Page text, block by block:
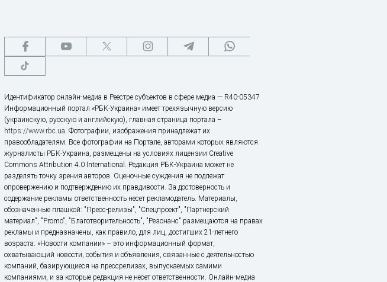
Идентификатор онлайн-медиа в Реестре субъектов в сфере медиа — R40-05347
Информационный портал «РБК-Украина» имеет трехязычную версию
(украинскую, русскую и английскую), главная страница портала –
https://www.rbc.ua. Фотографии, изображения принадлежат их
правообладателям. Все фотографии на Портале, авторами которых являются
журналисты РБК-Украина, размещены на условиях лицензии Creative
Commons Attribution 4.0 International. Редакция РБК-Украина может не
разделять точку зрения авторов. Оценочные суждения не подлежат
опровержению и подтверждению их правдивости. За достоверность и
содержание рекламы ответственность несет рекламодатель. Материалы,
обозначенные плашкой: "Пресс-релизы", "Спецпроект", "Партнерский
материал", "Promo", "Благотворительность", "Резонанс" размещаются на правах
рекламы и предназначены, как правило, для лиц, достигших 21-летнего
возраста. «Новости компании» – это информационный формат,
охватывающий новости, события и объявления, связанные с деятельностью
компаний, базирующиеся на прессрелизах, выпускаемых самими
компаниями, и за которые редакция не несет ответственности. Онлайн-медиа